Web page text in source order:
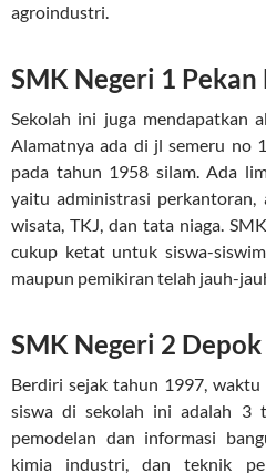
agroindustri.
SMK Negeri 1 Pekan
Sekolah ini juga mendapatkan
Alamatnya ada di jl semeru no
pada tahun 1958 silam. Ada
yaitu administrasi perkantoran,
wisata, TKJ, dan tata niaga.
cukup ketat untuk siswa-
maupun pemikiran telah jauh-
SMK Negeri 2 Depok
Berdiri sejak tahun 1997,
siswa di sekolah ini adalah 3
pemodelan dan informasi
kimia industri, dan teknik